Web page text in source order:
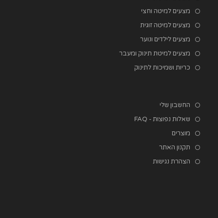
מצעים למיטה וחצי
מצעים למיטה זוגית
מצעים לילדים ונוער
מצעים למיטת תינוק ומעבר
כריות ושמיכות לתינוק
החשבון שלי
שאלות נפוצות - FAQ
מוצרים
תקנון האתר
הצהרת נגישות